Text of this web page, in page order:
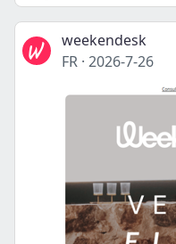
weekendesk
FR · 2026-7-26